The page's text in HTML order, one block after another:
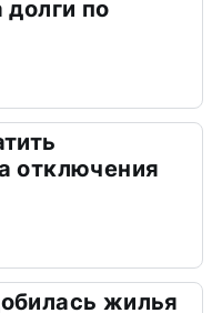
по
отключения
жилья